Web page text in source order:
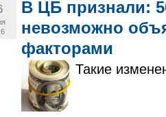
В ЦБ признали:
невозможно
факторами
Такие